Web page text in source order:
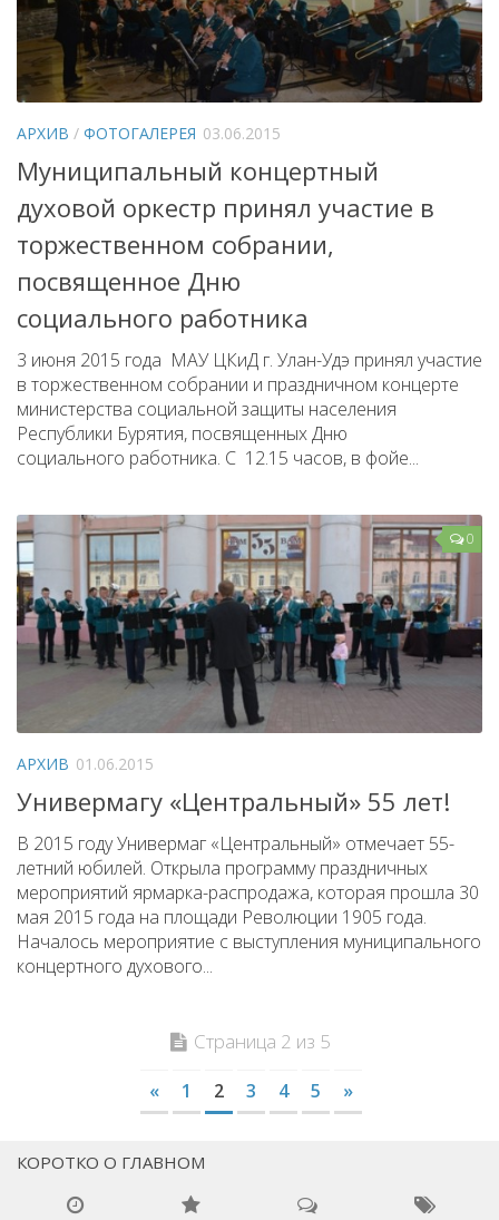
АРХИВ / ФОТОГАЛЕРЕЯ 03.06.2015
Муниципальный концертный
духовой оркестр принял участие в
торжественном собрании,
посвященное Дню
социального работника
3 июня 2015 года МАУ ЦКиД г. Улан-Удэ принял участие
в торжественном собрании и праздничном концерте
министерства социальной защиты населения
Республики Бурятия, посвященных Дню
социального работника. С 12.15 часов, в фойе...
0
АРХИВ 01.06.2015
Универмагу «Центральный» 55 лет!
В 2015 году Универмаг «Центральный» отмечает 55-
летний юбилей. Открыла программу праздничных
мероприятий ярмарка-распродажа, которая прошла 30
мая 2015 года на площади Революции 1905 года.
Началось мероприятие с выступления муниципального
концертного духового...
Страница 2 из 5
« 1 2 3 4 5 »
КОРОТКО О ГЛАВНОМ